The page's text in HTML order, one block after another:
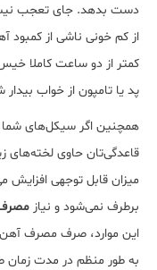
از کم خونی ناشی از کمبود
کمتر از دو ساعت کاملا
پد یا تامپون از خواب
قاعدگی‌تان حاوی لخته‌های
برطرف نمی‌شود و نیاز
به طور منظم در مدت زمان